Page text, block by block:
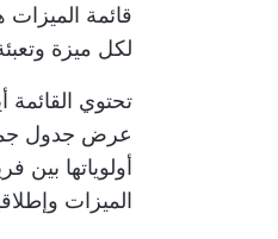
قائمة
لكل ميزة
تحتوي
عرض جدول
أولوياتها بين
الميزات